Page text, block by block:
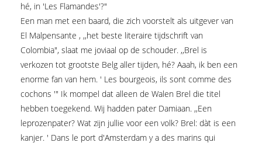
hé, in 'Les Flamandes'?"
Een man met een baard, die zich voorstelt als uitgever van
El Malpensante , ,,het beste literaire tijdschrift van
Colombia", slaat me joviaal op de schouder. ,,Brel is
verkozen tot grootste Belg aller tijden, hé? Aaah, ik ben een
enorme fan van hem. ' Les bourgeois, ils sont comme des
cochons '" Ik mompel dat alleen de Walen Brel die titel
hebben toegekend. Wij hadden pater Damiaan. ,,Een
leprozenpater? Wat zijn jullie voor een volk? Brel: dàt is een
kanjer. ' Dans le port d'Amsterdam y a des marins qui